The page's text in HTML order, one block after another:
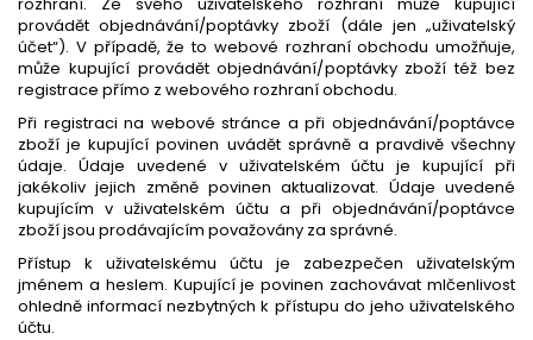
provádět objednávání/poptávky zboží (dále jen „uživatelský
účet“). V případě, že to webové rozhraní obchodu umožňuje,
může kupující provádět objednávání/poptávky zboží též bez
registrace přímo z webového rozhraní obchodu.
Při registraci na webové stránce a při objednávání/poptávce
zboží je kupující povinen uvádět správně a pravdivě všechny
údaje. Údaje uvedené v uživatelském účtu je kupující při
jakékoliv jejich změně povinen aktualizovat. Údaje uvedené
kupujícím v uživatelském účtu a při objednávání/poptávce
zboží jsou prodávajícím považovány za správné.
Přístup k uživatelskému účtu je zabezpečen uživatelským
jménem a heslem. Kupující je povinen zachovávat mlčenlivost
ohledně informací nezbytných k přístupu do jeho uživatelského
účtu.